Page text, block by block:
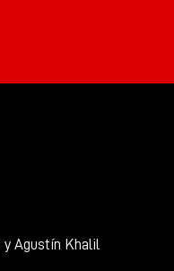
y Agustín Khalil